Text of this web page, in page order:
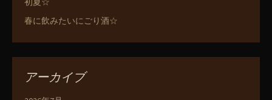
春に飲みたいにごり酒☆
アーカイブ